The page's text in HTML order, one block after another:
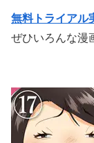
無料トライアル
ぜひいろんな漫